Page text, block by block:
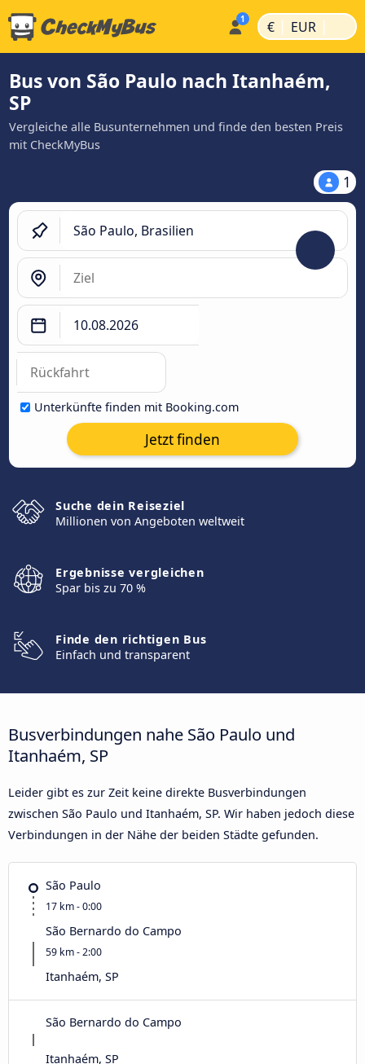
€ | EUR |
Bus von São Paulo nach Itanhaém,
SP
Vergleiche alle Busunternehmen und finde den besten Preis
mit CheckMyBus
1
Unterkünfte finden mit Booking.com
Jetzt finden
Suche dein Reiseziel
Millionen von Angeboten weltweit
Ergebnisse vergleichen
Spar bis zu 70 %
Finde den richtigen Bus
Einfach und transparent
Busverbindungen nahe São Paulo und
Itanhaém, SP
Leider gibt es zur Zeit keine direkte Busverbindungen
zwischen São Paulo und Itanhaém, SP. Wir haben jedoch diese
Verbindungen in der Nähe der beiden Städte gefunden.
São Paulo
17 km - 0:00
São Bernardo do Campo
59 km - 2:00
Itanhaém, SP
São Bernardo do Campo
Itanhaém, SP